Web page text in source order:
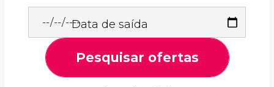
Data de saída
Pesquisar ofertas